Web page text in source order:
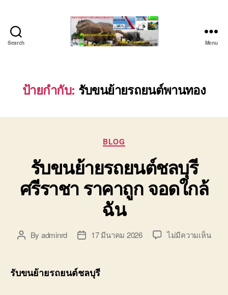
Search
เครื่องจักร
ระยอง
(บริษัท
พาณิชย์
บริการ
รถยก
รถ
รับจ้าง
ใน
เขต
บ่อ
วิน
Menu
ป้ายกำกับ: รับขนย้ายรถยนต์พานทอง
Categories
BLOG
รับขนย้ายรถยนต์ชลบุรี
ศรีราชา ราคาถูก จอดใกล้
ฉัน
PostBy adminrd
Post17 มีนาคม 2026 ไม่มีความเห็นบน
รับขนย้ายรถยนต์ชลบุรี